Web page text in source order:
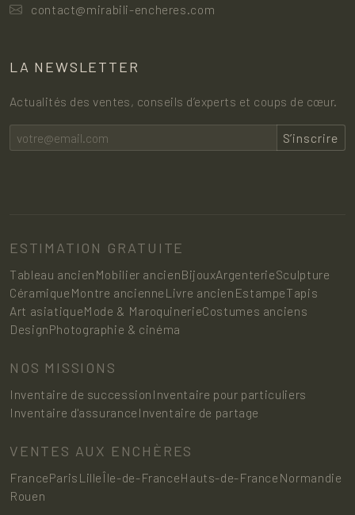
contact@mirabili-encheres.com
LA NEWSLETTER
Actualités des ventes, conseils d’experts et coups de cœur.
S’inscrire
ESTIMATION GRATUITE
Tableau ancien Mobilier ancienBijouxArgenterieSculpture
Céramique Montre ancienne Livre ancien EstampeTapis
Art asiatiqueMode & MaroquinerieCostumes anciens
DesignPhotographie & cinéma
NOS MISSIONS
Inventaire de succession Inventaire pour particuliers
Inventaire d'assurance Inventaire de partage
VENTES AUX ENCHÈRES
FranceParis LilleÎle-de-FranceHauts-de-France Normandie
Rouen